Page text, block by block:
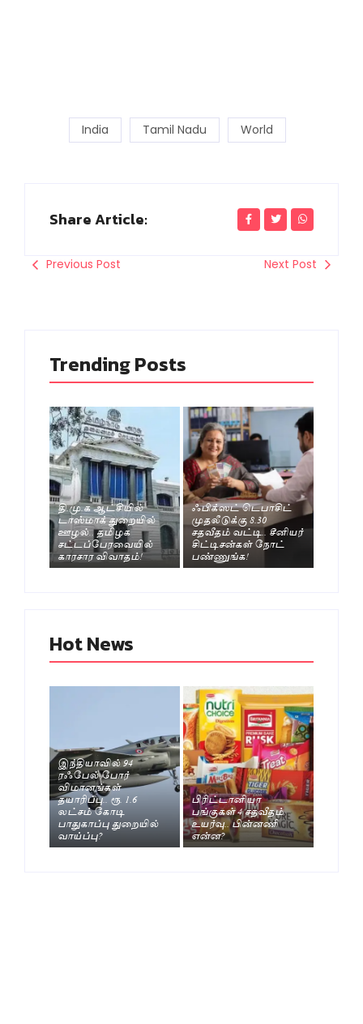
India Tamil Nadu World
Share Article:
Previous Post Next Post
Trending Posts
தி.மு.க ஆட்சியில்
டாஸ்மாக் துறையில்
ஊழல்.. தமிழக
சட்டப்பேரவையில்
காரசார விவாதம்!
ஃபிக்ஸட் டெபாசிட்
முதலீடுக்கு 8.30
சதவீதம் வட்டி.. சீனியர்
சிட்டிசன்கள் நோட்
பண்ணுங்க!
Hot News
இந்தியாவில் 94
ரஃபேல் போர்
விமானங்கள்
தயாரிப்பு.. ரூ. 1.6
லட்சம் கோடி
பாதுகாப்பு துறையில்
வாய்ப்பு?
பிரிட்டானியா
பங்குகள் 4 சதவீதம்
உயர்வு.. பின்னணி
என்ன?